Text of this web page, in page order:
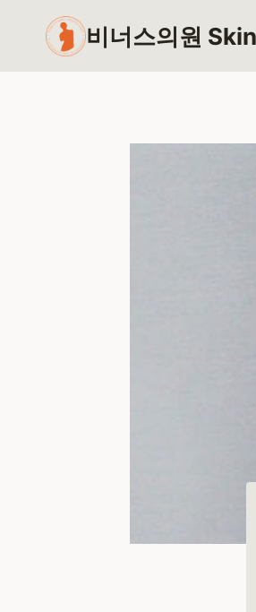
content
비너스의원